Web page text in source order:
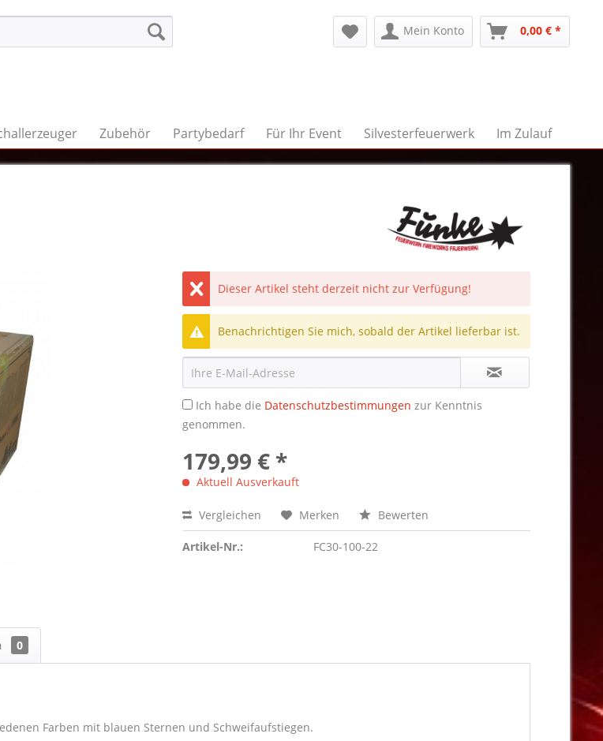
Mein Konto 0,00 € *
Zubehör Partybedarf Für Ihr Event Silvesterfeuerwerk Im Zulauf
Dieser Artikel steht derzeit nicht zur Verfügung!
Benachrichtigen Sie mich, sobald der Artikel lieferbar ist.
Ich habe die Datenschutzbestimmungen zur Kenntnis
genommen.
179,99 € *
Aktuell Ausverkauft
Vergleichen Merken Bewerten
Artikel-Nr.: FC30-100-22
0
Farben mit blauen Sternen und Schweifaufstiegen.